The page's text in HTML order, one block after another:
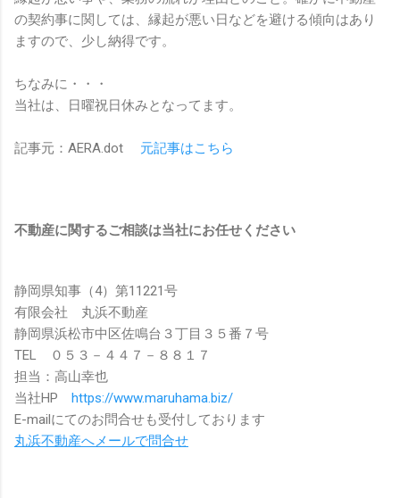
の契約事に関しては、縁起が悪い日などを避ける傾向はあり
ますので、少し納得です。
ちなみに・・・
当社は、日曜祝日休みとなってます。
記事元：AERA.dot 元記事はこちら
不動産に関するご相談は当社にお任せください
静岡県知事（4）第11221号
有限会社 丸浜不動産
静岡県浜松市中区佐鳴台３丁目３５番７号
TEL ０５３－４４７－８８１７
担当：高山幸也
当社HP https://www.maruhama.biz/
E-mailにてのお問合せも受付しております
丸浜不動産へメールで問合せ